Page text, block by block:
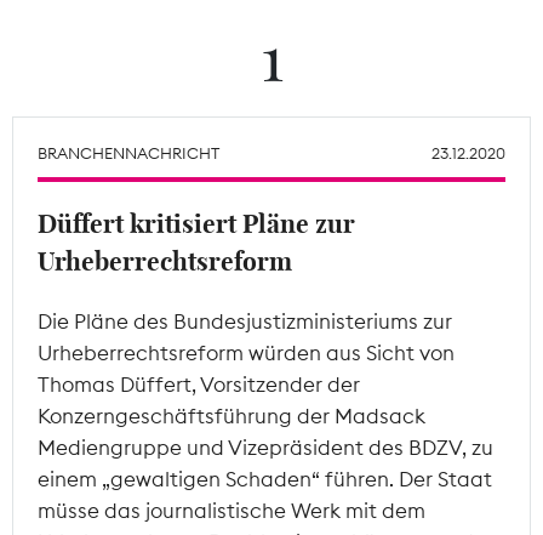
Mitgliederbereich
1
BRANCHENNACHRICHT 23.12.2020
Düffert kritisiert Pläne zur
Urheberrechtsreform
Die Pläne des Bundesjustizministeriums zur
Urheberrechtsreform würden aus Sicht von
Thomas Düffert, Vorsitzender der
Konzerngeschäftsführung der Madsack
Mediengruppe und Vizepräsident des BDZV, zu
einem „gewaltigen Schaden“ führen. Der Staat
müsse das journalistische Werk mit dem